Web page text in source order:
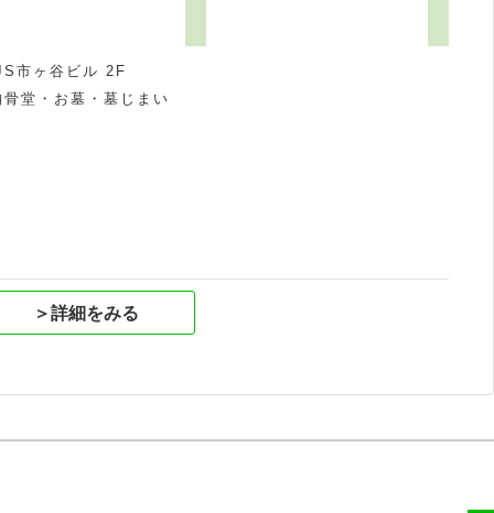
市ヶ谷ビル 2F
堂・お墓・墓じまい
＞詳細をみる